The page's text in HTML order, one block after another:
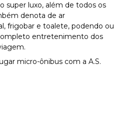
super luxo, além de todos os
denota de ar
frigobar e toalete, podendo ou
entretenimento dos
micro-ônibus com a A.S.